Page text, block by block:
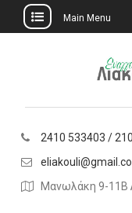
Main Menu
2410 533403 /
Μανωλάκη 9-11Β